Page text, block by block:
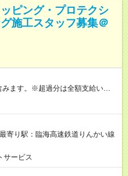
ピング・プロテクシ
施工スタッフ募集＠
ます。※超過分は全額支給いたし
みなし残業時間 26時間 ※能力や
す。 ※給与は定額残業手当（26時
途支給します。 【試用期
長さ：3ヶ月 雇用形態、給与は本
寄り駅：臨海高速鉄道りんかい線
サービス